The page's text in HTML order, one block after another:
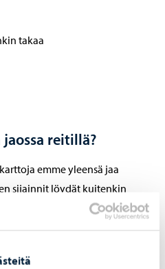
takaa
reitillä?
emme yleensä jaa
sijainnit löydät kuitenkin